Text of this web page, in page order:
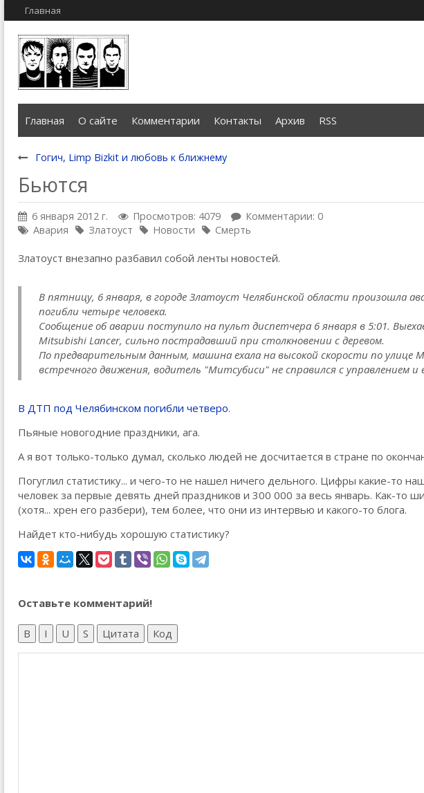
Главная
Главная О сайте Комментарии Контакты Архив RSS
Гогич, Limp Bizkit и любовь к ближнему
Бьются
6 января 2012 г. Просмотров: 4079
Комментарии: 0
Авария
Златоуст Новости Смерть
Златоуст внезапно разбавил собой ленты новостей.
В пятницу, 6 января, в городе Златоуст Челябинской области произошла
погибли четыре человека.
Сообщение об аварии поступило на пульт диспетчера 6 января в 5:01.
Mitsubishi Lancer, сильно пострадавший при столкновении с деревом.
По предварительным данным, машина ехала на высокой скорости по улице
встречного движения, водитель "Митсубиси" не справился с управлением и
В ДТП под Челябинском погибли четверо.
Пьяные новогодние праздники, ага.
А я вот только-только думал, сколько людей не досчитается в стране по
Погуглил статистику... и чего-то не нашел ничего дельного. Цифры какие-то
человек за первые девять дней праздников и 300 000 за весь январь. Как-то
(хотя... хрен его разбери), тем более, что они из интервью и какого-то блога.
Найдет кто-нибудь хорошую статистику?
Оставьте комментарий!
B I U S Цитата Код